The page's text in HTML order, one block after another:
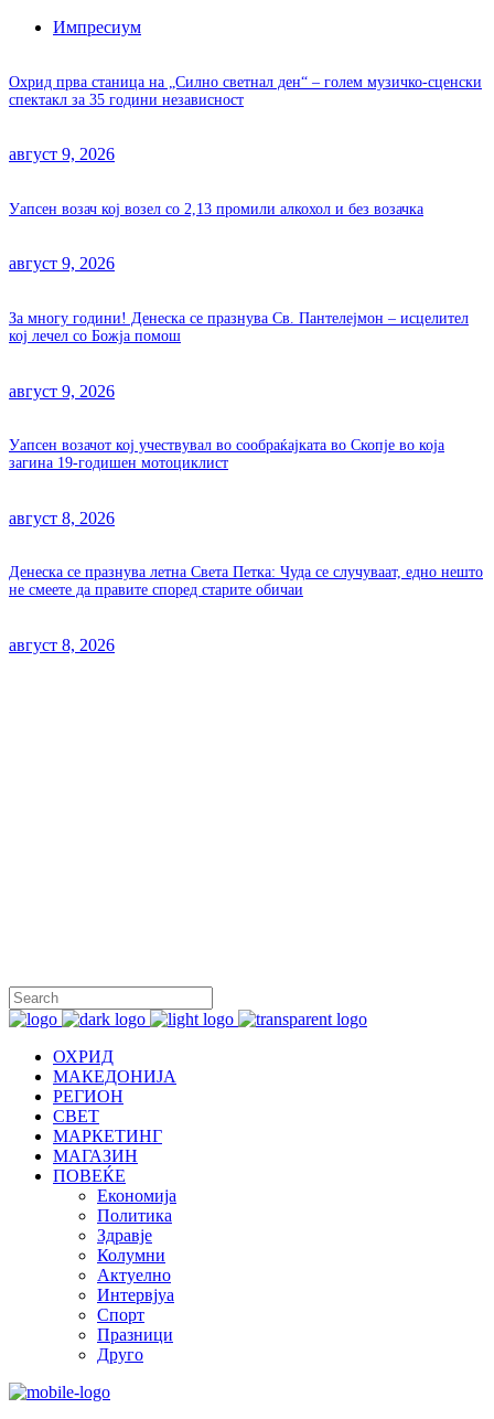
Импресиум
Охрид прва станица на „Силно светнал ден“ – голем музичко-сценски
спектакл за 35 години независност
август 9, 2026
Уапсен возач кој возел со 2,13 промили алкохол и без возачка
август 9, 2026
За многу години! Денеска се празнува Св. Пантелејмон – исцелител
кој лечел со Божја помош
август 9, 2026
Уапсен возачот кој учествувал во сообраќајката во Скопје во која
загина 19-годишен мотоциклист
август 8, 2026
Денеска се празнува летна Света Петка: Чуда се случуваат, едно нешто
не смеете да правите според старите обичаи
август 8, 2026
ОХРИД
МАКЕДОНИЈА
РЕГИОН
СВЕТ
МАРКЕТИНГ
МАГАЗИН
ПОВЕЌЕ
Економија
Политика
Здравје
Колумни
Актуелно
Интервјуа
Спорт
Празници
Друго